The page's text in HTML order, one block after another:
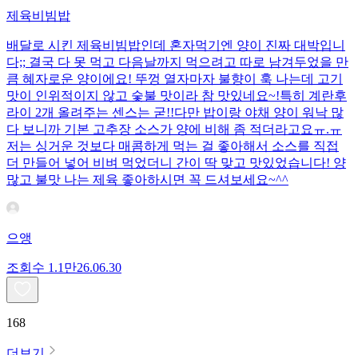
제육비빔밥
배달로 시킨 제육비빔밥인데 혼자먹기엔 양이 진짜 대박입니
다;; 결국 다 못 먹고 다음날까지 먹으려고 따로 남겨두었을 만
큼 혜자로운 양이에요! 뚜껑 열자마자 불향이 훅 나는데 고기
맛이 인위적이지 않고 숯불 맛이라 참 맛있네요~!특히 계란후
라이 2개 올려주는 센스는 굳!! ​다만 밥이랑 야채 양이 워낙 많
다 보니까 기본 고추장 소스가 양에 비해 좀 적더라고요ㅠ.ㅠ
저는 싱거운 것보다 매콤하게 먹는 걸 좋아해서 소스를 직접
더 만들어 넣어 비벼 먹었더니 간이 딱 맞고 맛있었습니다! 양
많고 불맛 나는 제육 좋아하시면 꼭 드셔보세요~^^
으앵
조회수 1.1만26.06.30
168